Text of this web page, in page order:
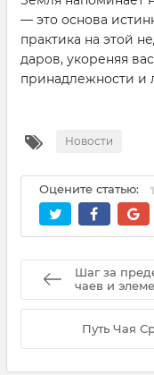
— это основа
практика на этой
даров, укореняя
принадлежности и
Новости
Оцените статью:
Шаг за
чаев и
Путь Чая